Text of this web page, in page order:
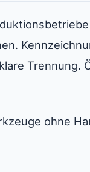
Trennung.
ohne